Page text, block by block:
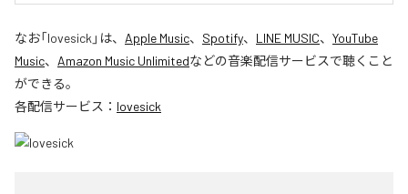
なお「lovesick 」は、 Apple Music、 Spotify、 LINE MUSIC、 YouTube
Music、 Amazon Music Unlimitedなどの音楽配信サービスで聴くこと
ができる。
各配信サービス： lovesick